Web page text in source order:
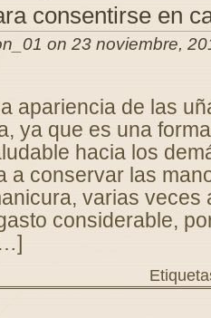
consentirse en
on 23 noviembre,
apariencia de las
ya que es una
hacia los
a conservar las
varias veces
considerable,